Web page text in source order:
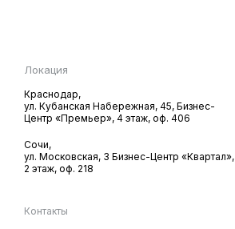
Контакты
Сочи,
ул. Московская, 3 Бизнес-Центр «Квартал»,
2 этаж, оф. 218
Краснодар,
ул. Кубанская Hабережная, 45, Бизнес-
Центр «Премьер», 4 этаж, оф. 406
Локация